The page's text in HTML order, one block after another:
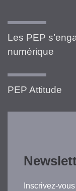
Les PEP
numérique
PEP Attitude
Inscrivez-